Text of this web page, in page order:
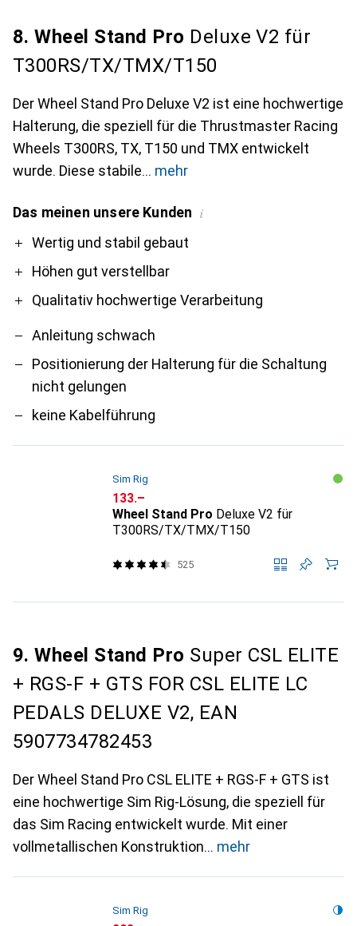
8. Wheel Stand Pro Deluxe V2 für
T300RS/TX/TMX/T150
Der Wheel Stand Pro Deluxe V2 ist eine hochwertige
Halterung, die speziell für die Thrustmaster Racing
Wheels T300RS, TX, T150 und TMX entwickelt
wurde. Diese stabile
mehr
Das meinen unsere Kunden i
ProWertig und stabil gebaut
Höhen gut verstellbar
Qualitativ hochwertige Verarbeitung
Contra
Anleitung schwach
Positionierung der Halterung für die Schaltung
nicht gelungen
keine Kabelführung
Sim Rig
CHF
133.–
Wheel Stand Pro Deluxe V2 für
T300RS/TX/TMX/T150
525
9. Wheel Stand Pro Super CSL ELITE
+ RGS-F + GTS FOR CSL ELITE LC
PEDALS DELUXE V2, EAN
5907734782453
Der Wheel Stand Pro CSL ELITE + RGS-F + GTS ist
eine hochwertige Sim Rig-Lösung, die speziell für
das Sim Racing entwickelt wurde. Mit einer
vollmetallischen Konstruktion
mehr
Sim Rig